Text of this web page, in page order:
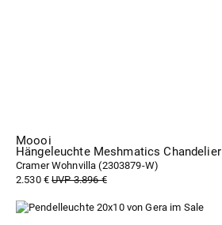
Moooi
Hängeleuchte Meshmatics Chandelier
Cramer Wohnvilla (2303879-W)
2.530 €UVP 3.896 €